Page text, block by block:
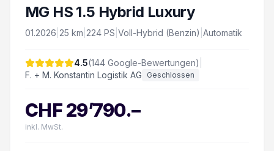
MG HS 1.5 Hybrid Luxury
01.2026 25 km 224 PS Voll-Hybrid (Benzin) Automatik
4.5(144 Google-Bewertungen)
F. + M. Konstantin Logistik AG
Geschlossen
CHF29’790.–
inkl. MwSt.